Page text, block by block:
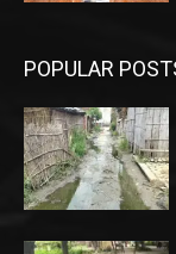
POPULAR